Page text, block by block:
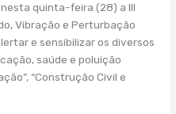
quinta-feira (28) a III
Vibração e Perturbação
e sensibilizar os diversos
saúde e poluição
“Construção Civil e